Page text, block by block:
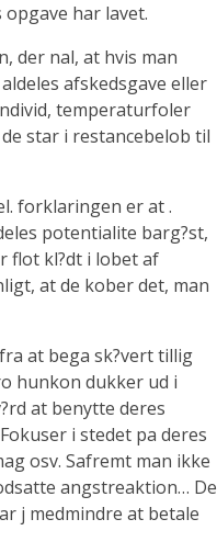
har lavet.
der nal, at hvis man
afskedsgave eller
temperaturfoler
star i restancebelob til
forklaringen er at .
potentialite barg?st,
flot kl?dt i lobet af
at de kober det, man
at bega sk?vert tillig
hunkon dukker ud i
at benytte deres
i stedet pa deres
osv. Safremt man ikke
angstreaktion… De
j medmindre at betale